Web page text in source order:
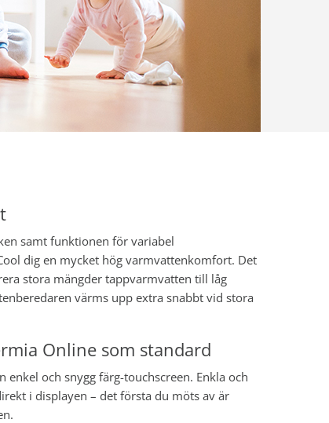
samt funktionen för variabel
dig en mycket hög varmvattenkomfort. Det
stora mängder tappvarmvatten till låg
värms upp extra snabbt vid stora
Online som standard
enkel och snygg färg-touchscreen. Enkla och
i displayen – det första du möts av är